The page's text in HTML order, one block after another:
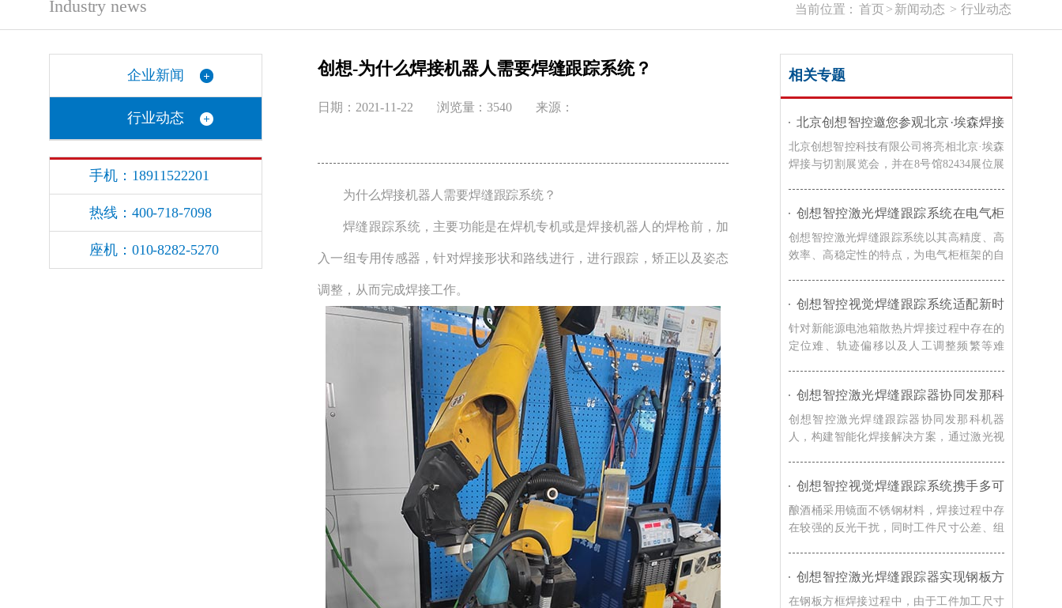
Industry news 当前位置： 首页> 新闻动态 > 行业动态
创想-为什么焊接机器人需要焊缝跟踪系统？
日期：2021-11-22 浏览量：3540 来源：
为什么焊接机器人需要焊缝跟踪系统？
焊缝跟踪系统，主要功能是在焊机专机或是焊接机器人的焊枪前，加
入一组专用传感器，针对焊接形状和路线进行，进行跟踪，矫正以及姿态
调整，从而完成焊接工作。
相关专题
北京创想智控邀您参观北京·埃森焊接
与切割展览会｜8号馆82434展位
北京创想智控科技有限公司将亮相北京·埃森
焊接与切割展览会，并在8号馆82434展位展
户莅临交流，共同探讨焊接自动化与智能制
造的发展趋势。
创想智控激光焊缝跟踪系统在电气柜
框架自动化焊接的应用
创想智控激光焊缝跟踪系统以其高精度、高
效率、高稳定性的特点，为电气柜框架的自
升了企业的竞争力。
创想智控视觉焊缝跟踪系统适配新时
达机器人，实现新能源电池箱散热片
焊接智能化升级
针对新能源电池箱散热片焊接过程中存在的
定位难、轨迹偏移以及人工调整频繁等难
级。
创想智控激光焊缝跟踪器协同发那科
机器人，实现转向架焊接精准自动化
创想智控激光焊缝跟踪器协同发那科机器
人，构建智能化焊接解决方案，通过激光视
接系统对车辆转向架适应能力。
创想智控视觉焊缝跟踪系统携手多可
协作机器人，赋能酿酒桶焊接智能化
升级
酿酒桶采用镜面不锈钢材料，焊接过程中存
在较强的反光干扰，同时工件尺寸公差、组
缝跟踪系统通过实时视觉检测与智能轨迹修
正技术，赋能酿酒桶焊接智能化升级。
创想智控激光焊缝跟踪器实现钢板方
框激光寻位焊接自动化的解决方案
在钢板方框焊接过程中，由于工件加工尺寸
企业新闻
行业动态
手机：18911522201
热线：400-718-7098
座机：010-8282-5270